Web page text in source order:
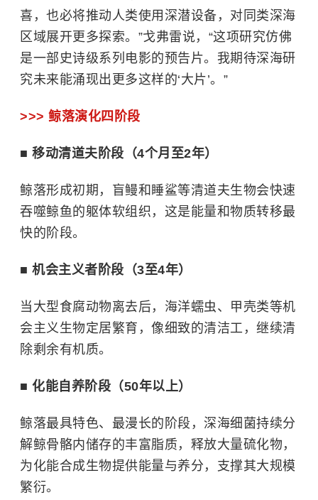
喜，也必将推动人类使用深潜设备，对同类深海
区域展开更多探索。”戈弗雷说，“这项研究仿佛
是一部史诗级系列电影的预告片。我期待深海研
究未来能涌现出更多这样的‘大片’。”
>>> 鲸落演化四阶段
■ 移动清道夫阶段（4个月至2年）
鲸落形成初期，盲鳗和睡鲨等清道夫生物会快速
吞噬鲸鱼的躯体软组织，这是能量和物质转移最
快的阶段。
■ 机会主义者阶段（3至4年）
当大型食腐动物离去后，海洋蠕虫、甲壳类等机
会主义生物定居繁育，像细致的清洁工，继续清
除剩余有机质。
■ 化能自养阶段（50年以上）
鲸落最具特色、最漫长的阶段，深海细菌持续分
解鲸骨骼内储存的丰富脂质，释放大量硫化物，
为化能合成生物提供能量与养分，支撑其大规模
繁衍。